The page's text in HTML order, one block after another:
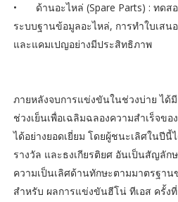
•
ด้านอะไหล่ (Spare Parts) : ทด
ระบบฐานข้อมูลอะไหล่, การทำใบเสน
และแคมเปญอย่างมีประสิทธิภาพ
ภายหลังจบการแข่งขันในช่วงบ่าย ได้
ช่วงเย็นเพื่อเฉลิมฉลองความสำเร็จข
ได้อย่างยอดเยี่ยม โดยผู้ชนะเลิศในปีนี้
รางวัล และธงเกียรติยศ อันเป็นสัญลั
ความเป็นเลิศด้านทักษะตามมาตรฐาน
สำหรับ ผลการแข่งขันฮีโน่ ทีเอส ครั้ง